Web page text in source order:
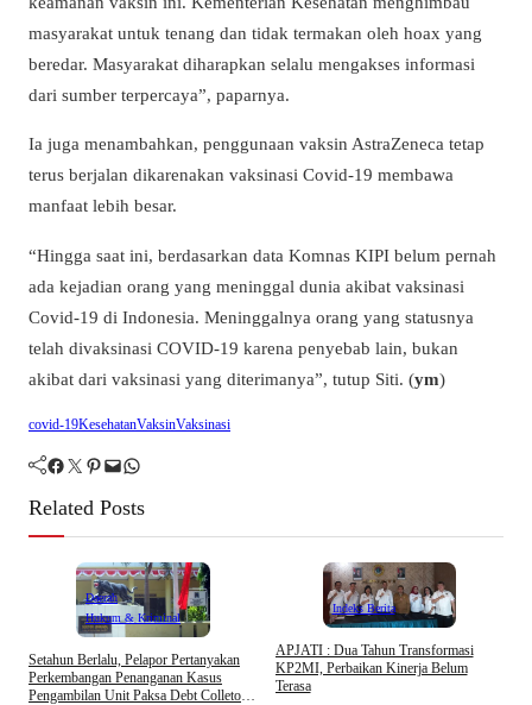
masyarakat untuk tenang dan tidak termakan oleh hoax yang
beredar. Masyarakat diharapkan selalu mengakses informasi
dari sumber terpercaya”, paparnya.
Ia juga menambahkan, penggunaan vaksin AstraZeneca tetap
terus berjalan dikarenakan vaksinasi Covid-19 membawa
manfaat lebih besar.
“Hingga saat ini, berdasarkan data Komnas KIPI belum pernah
ada kejadian orang yang meninggal dunia akibat vaksinasi
Covid-19 di Indonesia. Meninggalnya orang yang statusnya
telah divaksinasi COVID-19 karena penyebab lain, bukan
akibat dari vaksinasi yang diterimanya”, tutup Siti. (ym)
covid-19KesehatanVaksinVaksinasi
Facebook Twitter Pinterest Mail WhatsApp
Related Posts
Daerah
Hukum & Kriminal
Setahun Berlalu, Pelapor Pertanyakan
Perkembangan Penanganan Kasus
Pengambilan Unit Paksa Debt Colletor
Indeks Berita
APJATI : Dua Tahun Transformasi
KP2MI, Perbaikan Kinerja Belum
Terasa